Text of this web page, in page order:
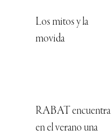
Los mitos y la
movida
RABAT encuentra
en el verano una